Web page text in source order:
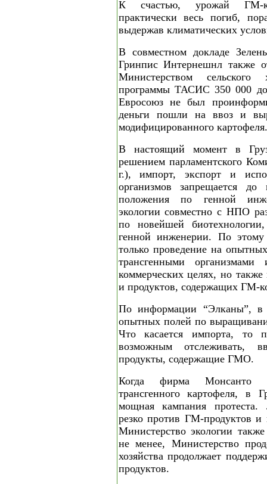
К счастью, урожай ГМ-
практически весь погиб,
выдержав климатических
В совместном докладе
Гринпис Интернешнл также
Министерством
программы ТАСИС 350 000
Евросоюз не был
деньги пошли на ввоз и
модифицированного картофеля.
В настоящий момент в
решением парламентского
г.), импорт, экспорт и
организмов запрещается до
положения по генной
экологии совместно с НПО
по новейшей
генной инженерии. По этому
только проведение на
трансгенными
коммерческих целях, но
и продуктов, содержащих ГМ-
По информации “Элканы”, в
опытных полей по
Что касается импорта, то
возможным отслеживать,
продукты, содержащие ГМО.
Когда фирма Монсанто
трансгенного картофеля, в
мощная кампания
резко против ГМ-продуктов
Министерство экологии
не менее, Министерство
хозяйства продолжает
продуктов.